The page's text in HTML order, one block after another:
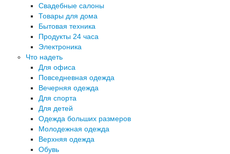
Свадебные салоны
Товары для дома
Бытовая техника
Продукты 24 часа
Электроника
Что надеть
Для офиса
Повседневная одежда
Вечерняя одежда
Для спорта
Для детей
Одежда больших размеров
Молодежная одежда
Верхняя одежда
Обувь